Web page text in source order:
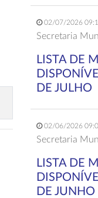
02/07/2026
Secretaria
LISTA DE
DE JULHO
02/06/2026
Secretaria
LISTA DE
DE JUNHO